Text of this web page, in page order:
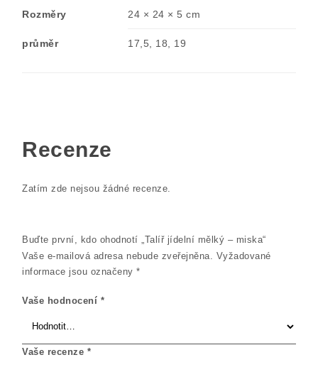
Rozměry 24 × 24 × 5 cm
průměr 17,5, 18, 19
Recenze
Zatím zde nejsou žádné recenze.
Buďte první, kdo ohodnotí „Talíř jídelní mělký – miska“
Vaše e-mailová adresa nebude zveřejněna.
Vyžadované
informace jsou označeny *
Vaše hodnocení *
Vaše recenze *